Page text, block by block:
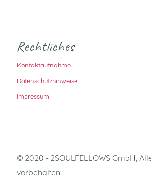
Rechtliches
Kontaktaufnahme
Datenschutzhinweise
Impressum
© 2020 - 2SOULFELLOWS GmbH,
vorbehalten.